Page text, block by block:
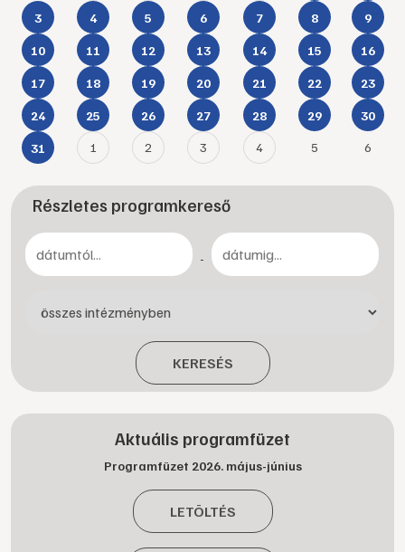
3 4 5 6 7 8 9
10 11 12 13 14 15 16
17 18 19 20 21 22 23
24 25 26 27 28 29 30
31 1 2 3 4 5 6
Részletes programkereső
-
KERESÉS
Aktuális programfüzet
Programfüzet 2026. május-június
LETÖLTÉS